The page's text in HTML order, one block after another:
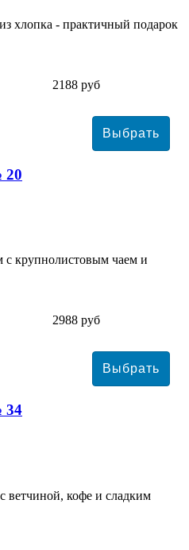
хлопка - практичный подарок
2188 руб
20
с крупнолистовым чаем и
2988 руб
34
ветчиной, кофе и сладким